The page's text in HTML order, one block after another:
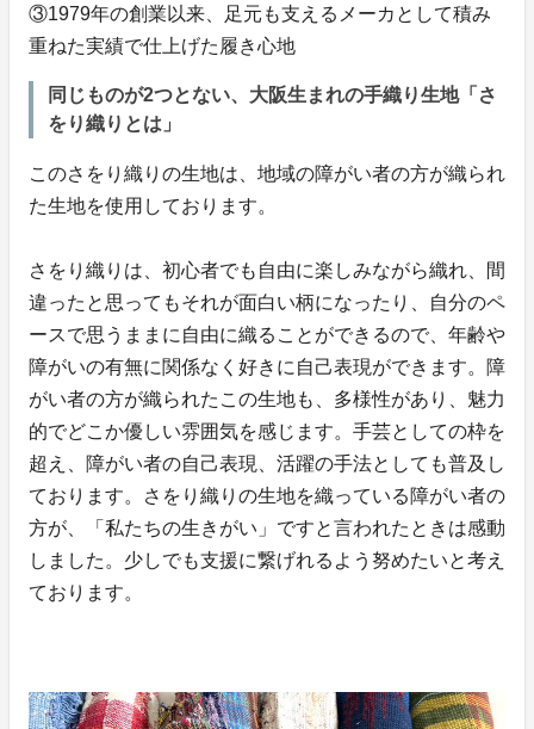
③1979年の創業以来、足元も支えるメーカとして積み
重ねた実績で仕上げた履き心地
同じものが2つとない、大阪生まれの手織り生地「さ
をり織りとは」
このさをり織りの生地は、地域の障がい者の方が織られ
た生地を使用しております。
さをり織りは、初心者でも自由に楽しみながら織れ、間
違ったと思ってもそれが面白い柄になったり、自分のペ
ースで思うままに自由に織ることができるので、年齢や
障がいの有無に関係なく好きに自己表現ができます。障
がい者の方が織られたこの生地も、多様性があり、魅力
的でどこか優しい雰囲気を感じます。手芸としての枠を
超え、障がい者の自己表現、活躍の手法としても普及し
ております。さをり織りの生地を織っている障がい者の
方が、「私たちの生きがい」ですと言われたときは感動
しました。少しでも支援に繋げれるよう努めたいと考え
ております。